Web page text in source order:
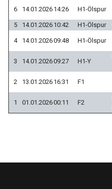
6 14.01.2026 14:26 H1-Ölspur
5
14.01.2026 10:42 H1-Ölspur
4 14.01.202609:48 H1-Ölspur
3 14.01.202609:27 H1-Y
2 13.01.2026 16:31 F1
1 01.01.202600:11 F2